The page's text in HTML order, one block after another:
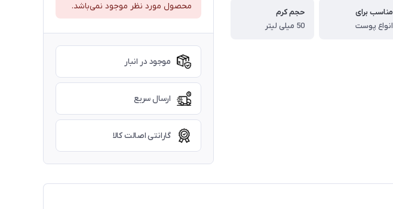
مناسب برای
انواع پوست
حجم کرم
50 میلی لیتر
محصول مورد نظر موجود نمی‌باشد.
موجود در انبار
ارسال سریع
گارانتی اصالت کالا